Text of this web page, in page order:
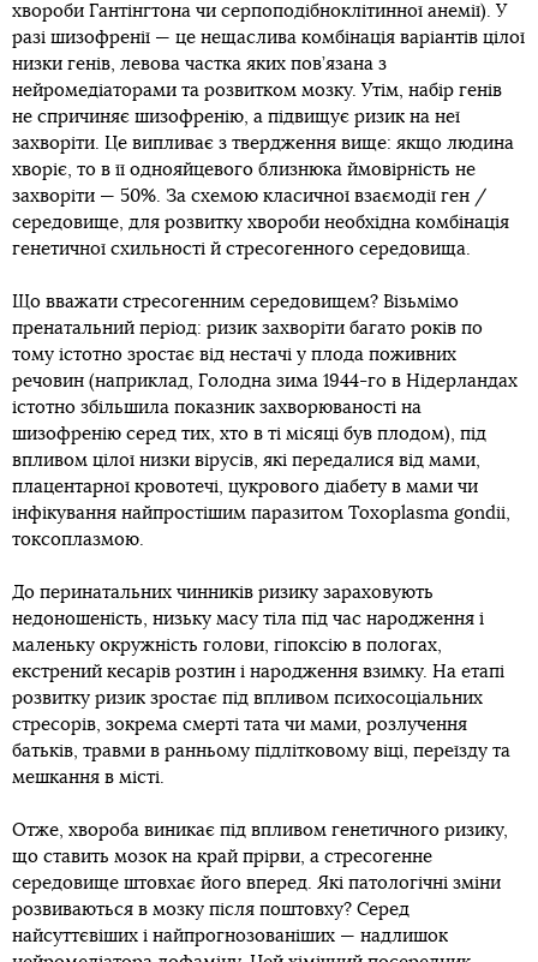
хвороби Гантінгтона чи серпоподібноклітинної анемії). У
разі шизофренії — це нещаслива комбінація варіантів цілої
низки генів, левова частка яких пов’язана з
нейромедіаторами та розвитком мозку. Утім, набір генів
не спричиняє шизофренію, а підвищує ризик на неї
захворіти. Це випливає з твердження вище: якщо людина
хворіє, то в її однояйцевого близнюка ймовірність не
захворіти — 50%. За схемою класичної взаємодії ген /
середовище, для розвитку хвороби необхідна комбінація
генетичної схильності й стресогенного середовища.
Що вважати стресогенним середовищем? Візьмімо
пренатальний період: ризик захворіти багато років по
тому істотно зростає від нестачі у плода поживних
речовин (наприклад, Голодна зима 1944-го в Нідерландах
істотно збільшила показник захворюваності на
шизофренію серед тих, хто в ті місяці був плодом), під
впливом цілої низки вірусів, які передалися від мами,
плацентарної кровотечі, цукрового діабету в мами чи
інфікування найпростішим паразитом Toxoplasma gondii,
токсоплазмою.
До перинатальних чинників ризику зараховують
недоношеність, низьку масу тіла під час народження і
маленьку окружність голови, гіпоксію в пологах,
екстрений кесарів розтин і народження взимку. На етапі
розвитку ризик зростає під впливом психосоціальних
стресорів, зокрема смерті тата чи мами, розлучення
батьків, травми в ранньому підлітковому віці, переїзду та
мешкання в місті.
Отже, хвороба виникає під впливом генетичного ризику,
що ставить мозок на край прірви, а стресогенне
середовище штовхає його вперед. Які патологічні зміни
розвиваються в мозку після поштовху? Серед
найсуттєвіших і найпрогнозованіших — надлишок